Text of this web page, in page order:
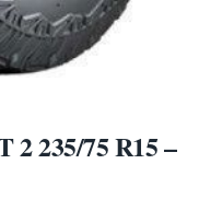
235/75 R15 –